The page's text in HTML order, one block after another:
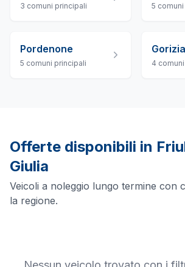
3 comuni principali 5
Pordenone
5 comuni principali
Gorizia
4
Offerte disponibili in
Giulia
Veicoli a noleggio lungo termine con
la regione.